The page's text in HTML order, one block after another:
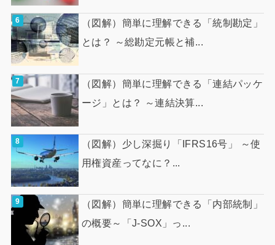
（図解）簡単に理解できる「統制勘定」
とは？ ～総勘定元帳と補...
（図解）簡単に理解できる「連結パッケ
ージ」とは？ ～連結決算...
（図解）少し深掘り「IFRS16号」 ～使
用権資産ってなに？...
（図解）簡単に理解できる「内部統制」
の概要～「J-SOX」っ...